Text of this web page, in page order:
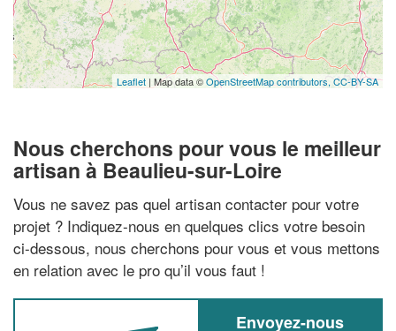
Leaflet | Map data ©OpenStreetMap contributors, CC-BY-SA
Nous cherchons pour vous le meilleur
artisan à Beaulieu-sur-Loire
Vous ne savez pas quel artisan contacter pour votre
projet ? Indiquez-nous en quelques clics votre besoin
ci-dessous, nous cherchons pour vous et vous mettons
en relation avec le pro qu’il vous faut !
Envoyez-nous